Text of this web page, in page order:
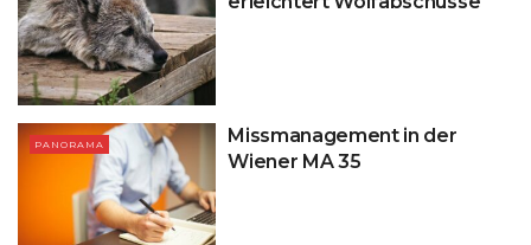
PANORAMA
Missmanagement in der
Wiener MA 35